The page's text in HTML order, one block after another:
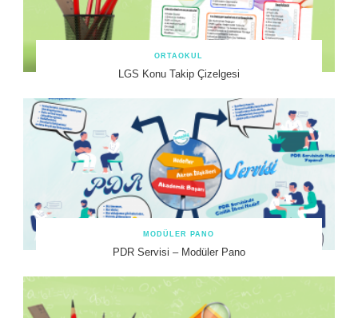
ORTAOKUL
LGS Konu Takip Çizelgesi
MODÜLER PANO
PDR Servisi – Modüler Pano